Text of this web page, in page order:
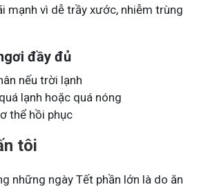
mạnh vì dễ trầy xước, nhiễm trùng
đầy đủ
nếu trời lạnh
lạnh hoặc quá nóng
thể hồi phục
tôi
những ngày Tết phần lớn là do ăn